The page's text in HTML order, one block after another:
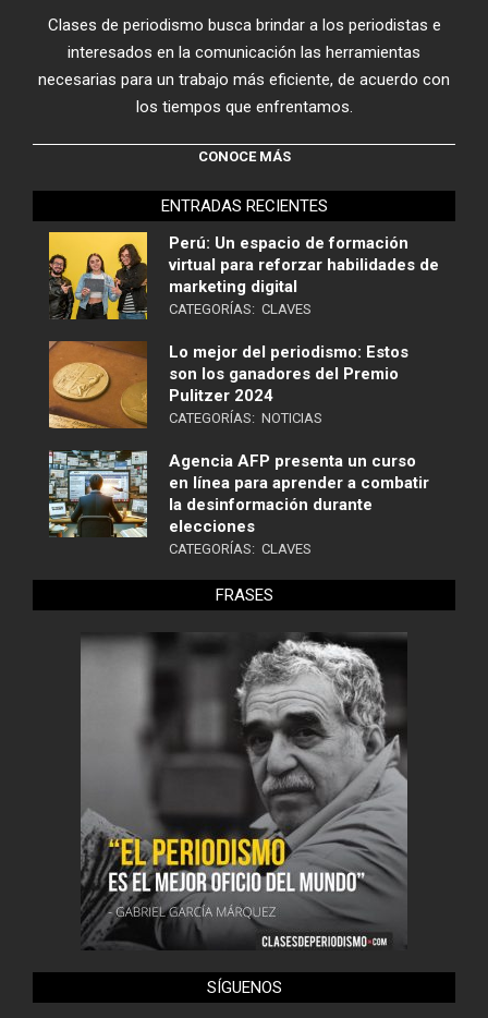
Clases de periodismo busca brindar a los periodistas e
interesados en la comunicación las herramientas
necesarias para un trabajo más eficiente, de acuerdo con
los tiempos que enfrentamos.
CONOCE MÁS
ENTRADAS RECIENTES
Perú: Un espacio de formación
virtual para reforzar habilidades de
marketing digital
CATEGORÍAS: CLAVES
Lo mejor del periodismo: Estos
son los ganadores del Premio
Pulitzer 2024
CATEGORÍAS: NOTICIAS
Agencia AFP presenta un curso
en línea para aprender a combatir
la desinformación durante
elecciones
CATEGORÍAS: CLAVES
FRASES
SÍGUENOS